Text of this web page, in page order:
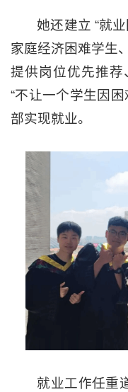
她还建立 “就
家庭经济困难学生
提供岗位优先推
“不让一个学生因
部实现就业。
就业工作任重